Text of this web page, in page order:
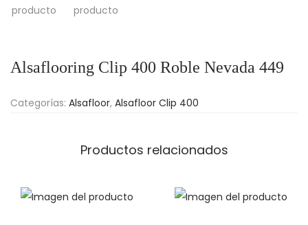
Alsaflooring Clip 400 Roble Nevada 449
Categorías: Alsafloor, Alsafloor Clip 400
Productos relacionados